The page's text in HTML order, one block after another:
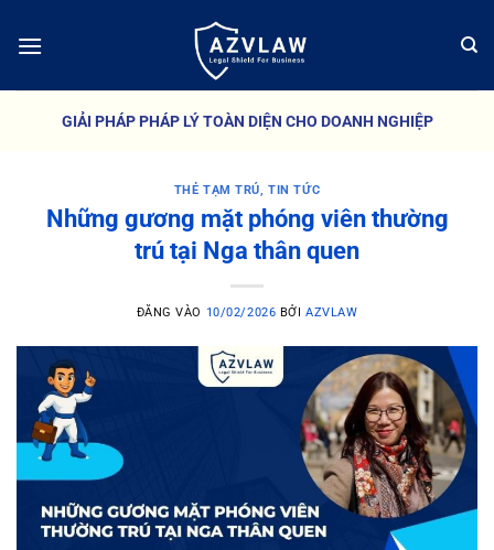
qua
dung
GIẢI PHÁP PHÁP LÝ TOÀN DIỆN CHO DOANH NGHIỆP
THẺ TẠM TRÚ,TIN TỨC
Những gương mặt phóng viên thường
trú tại Nga thân quen
ĐĂNG VÀO 10/02/2026 BỞIAZVLAW